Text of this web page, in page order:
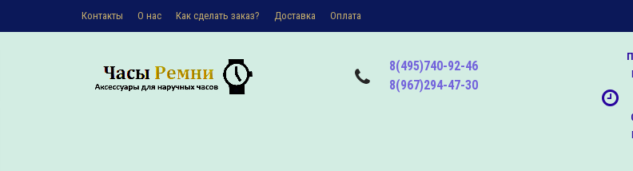
Контакты О наc Как сделать заказ? Доставка Оплата
8(495)740-92-46
8(967)294-47-30